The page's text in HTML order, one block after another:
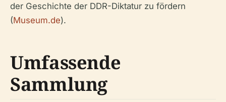
der Geschichte der DDR-Diktatur zu fördern
(Museum.de).
Umfassende
Sammlung